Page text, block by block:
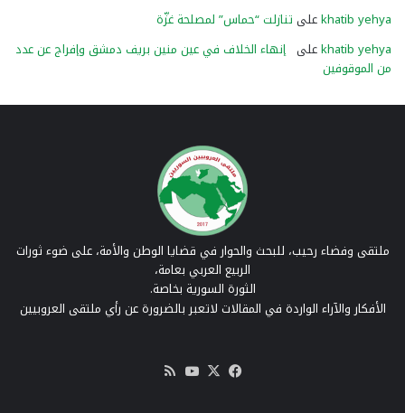
khatib yehyaعلى تنازلت “حماس” لمصلحة غزّة
khatib yehyaعلى إنهاء الخلاف في عين منين بريف دمشق وإفراج عن عدد
من الموقوفين
ملتقى وفضاء رحيب، للبحث والحوار في قضايا الوطن والأمة، على ضوء ثورات
الربيع العربي بعامة،
الثورة السورية بخاصة.
الأفكار والآراء الواردة في المقالات لاتعبر بالضرورة عن رأي ملتقى العروبيين
فيسبوك
‫X
‫YouTube